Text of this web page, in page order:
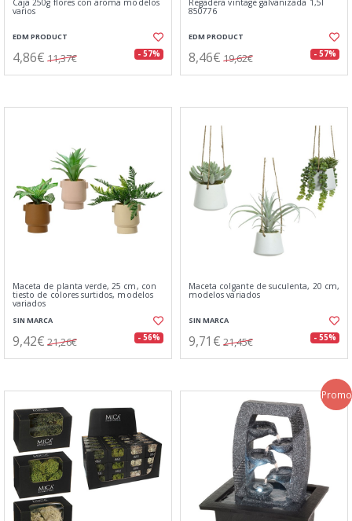
Caja 250g flores con aroma modelos
varios
EDM PRODUCT
4,86€ 11,37€ - 57%
Regadera vintage galvanizada 1,5l
850776
EDM PRODUCT
8,46€ 19,62€ - 57%
Maceta de planta verde, 25 cm, con
tiesto de colores surtidos, modelos
variados
SIN MARCA
9,42€ 21,26€ - 56%
Maceta colgante de suculenta, 20 cm,
modelos variados
SIN MARCA
9,71€ 21,45€ - 55%
Promo